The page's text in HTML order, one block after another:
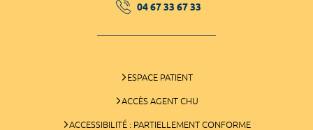
04 67 33 67 33
ESPACE PATIENT
ACCÈS AGENT CHU
ACCESSIBILITÉ : PARTIELLEMENT CONFORME